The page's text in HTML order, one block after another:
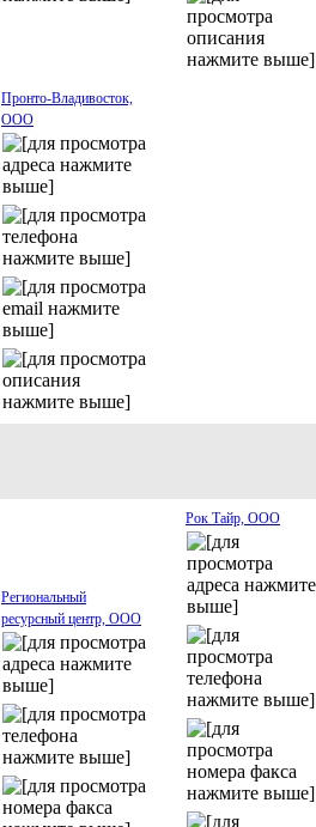
Пронто-Владивосток,
ООО
Региональный
ресурсный центр, ООО
Рок Тайр, ООО